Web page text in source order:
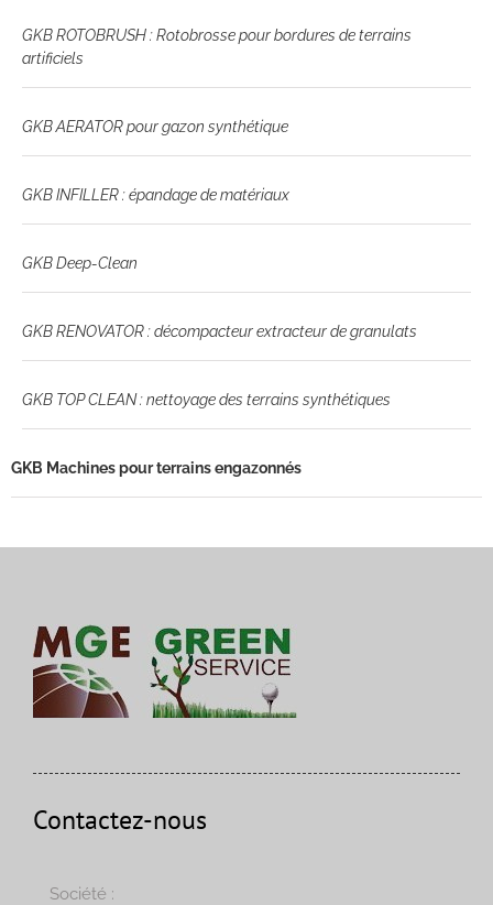
GKB ROTOBRUSH : Rotobrosse pour bordures de terrains
artificiels
GKB AERATOR pour gazon synthétique
GKB INFILLER : épandage de matériaux
GKB Deep-Clean
GKB RENOVATOR : décompacteur extracteur de granulats
GKB TOP CLEAN : nettoyage des terrains synthétiques
GKB Machines pour terrains engazonnés
Contactez-nous
Société :